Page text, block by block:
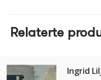
Relaterte
Ingrid